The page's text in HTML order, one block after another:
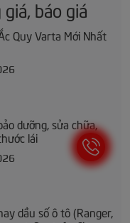
báo giá
Quy Varta Mới Nhất
dưỡng, sửa chữa,
lái
dầu số ô tô (Ranger,